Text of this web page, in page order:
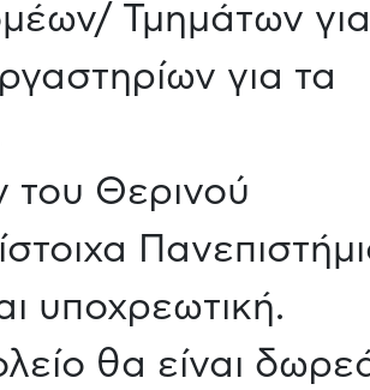
Τμημάτων
για τα
του Θερινού
υποχρεωτική.
θα είναι